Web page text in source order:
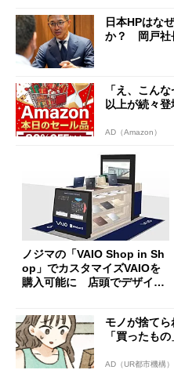
日本HPはな
か？ 岡戸社
「え、こん
以上が続々
AD（Amazon）
ノジマの「VAIO Shop in Sh
op」でカスタマイズVAIOを
購入可能に 店頭でデザイン
モノが捨て
「買ったもの
AD（UR都市機構）